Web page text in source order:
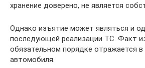
хранение доверено, не является
Однако изъятие может являться и
последующей реализации ТС. Факт
обязательном порядке отражается в
автомобиля.